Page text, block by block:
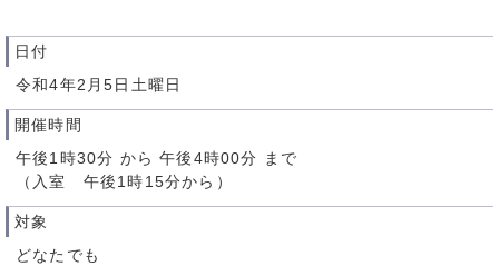
日付
令和4年2月5日土曜日
開催時間
午後1時30分 から 午後4時00分 まで
（入室 午後1時15分から）
対象
どなたでも